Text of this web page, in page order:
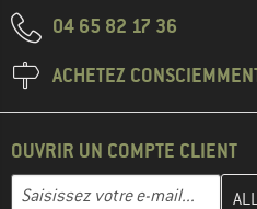
04 65 82 17 36
ACHETEZ
OUVRIR UN COMPTE CLIENT
Adresse e-mail
Entrez votre adresse e-mail ici